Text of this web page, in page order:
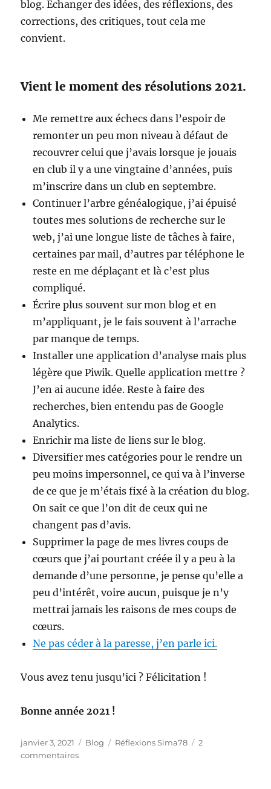
blog. Échanger des idées, des réflexions, des
corrections, des critiques, tout cela me
convient.
Vient le moment des résolutions 2021.
Me remettre aux échecs dans l’espoir de
remonter un peu mon niveau à défaut de
recouvrer celui que j’avais lorsque je jouais
en club il y a une vingtaine d’années, puis
m’inscrire dans un club en septembre.
Continuer l’arbre généalogique, j’ai épuisé
toutes mes solutions de recherche sur le
web, j’ai une longue liste de tâches à faire,
certaines par mail, d’autres par téléphone le
reste en me déplaçant et là c’est plus
compliqué.
Écrire plus souvent sur mon blog et en
m’appliquant, je le fais souvent à l’arrache
par manque de temps.
Installer une application d’analyse mais plus
légère que Piwik. Quelle application mettre ?
J’en ai aucune idée. Reste à faire des
recherches, bien entendu pas de Google
Analytics.
Enrichir ma liste de liens sur le blog.
Diversifier mes catégories pour le rendre un
peu moins impersonnel, ce qui va à l’inverse
de ce que je m’étais fixé à la création du blog.
On sait ce que l’on dit de ceux qui ne
changent pas d’avis.
Supprimer la page de mes livres coups de
cœurs que j’ai pourtant créée il y a peu à la
demande d’une personne, je pense qu’elle a
peu d’intérêt, voire aucun, puisque je n’y
mettrai jamais les raisons de mes coups de
cœurs.
Ne pas céder à la paresse, j’en parle ici.
Vous avez tenu jusqu’ici ? Félicitation !
Bonne année 2021 !
Publié
le
janvier 3, 2021 Catégories
Blog Étiquettes
Réflexions Sima78
2
commentairessur